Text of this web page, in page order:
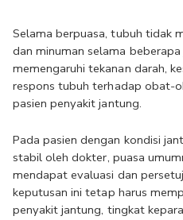
Selama berpuasa, tubuh tidak
dan minuman selama
memengaruhi tekanan darah,
respons tubuh terhadap obat-
pasien penyakit jantung.
Pada pasien dengan kondisi
stabil oleh dokter, puasa
mendapat evaluasi dan
keputusan ini tetap harus
penyakit jantung, tingkat